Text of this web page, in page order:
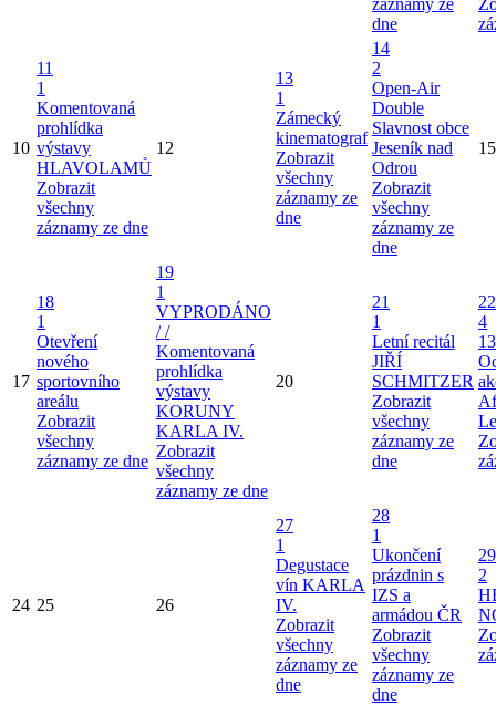
dne
10
11
1
Komentovaná
prohlídka
výstavy
HLAVOLAMŮ
Zobrazit
všechny
záznamy ze dne
12
13
1
Zámecký
kinematograf
Zobrazit
všechny
záznamy ze
dne
14
2
Open-Air
Double
Slavnost obce
Jeseník nad
Odrou
Zobrazit
všechny
záznamy ze
dne
15
17
18
1
Otevření
nového
sportovního
areálu
Zobrazit
všechny
záznamy ze dne
19
1
VYPRODÁNO
/ /
Komentovaná
prohlídka
výstavy
KORUNY
KARLA IV.
Zobrazit
všechny
záznamy ze dne
20
21
1
Letní recitál
JIŘÍ
SCHMITZER
Zobrazit
všechny
záznamy ze
dne
22
4
24 25 26
27
1
Degustace
vín KARLA
IV.
Zobrazit
všechny
záznamy ze
dne
28
1
Ukončení
prázdnin s
IZS a
armádou ČR
Zobrazit
všechny
záznamy ze
dne
29
2